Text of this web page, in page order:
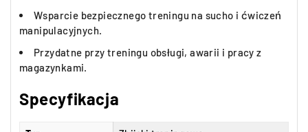
Wsparcie bezpiecznego treningu na sucho i ćwiczeń
manipulacyjnych.
Przydatne przy treningu obsługi, awarii i pracy z
magazynkami.
Specyfikacja